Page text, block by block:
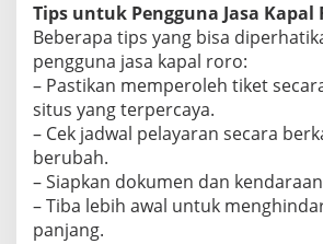
Tips untuk Pengguna Jasa Kapal
Beberapa tips yang bisa
pengguna jasa kapal roro:
– Pastikan memperoleh tiket
situs yang terpercaya.
– Cek jadwal pelayaran secara
berubah.
– Siapkan dokumen dan
– Tiba lebih awal untuk
panjang.